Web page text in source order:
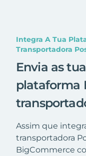
Integra A Tua
Transportadora
Envia as
plataforma
Assim que
transportadora
BigCommerce